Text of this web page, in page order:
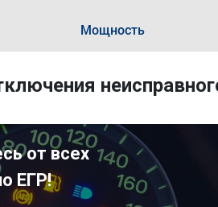
Мощность
от всех
ЕГР!